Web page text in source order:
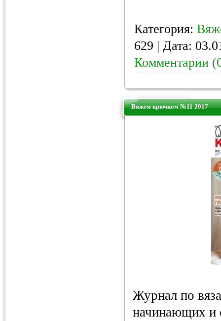
Категория:
629 | Дата:
Комментарии
Вяжем крючком №11 2017
Журнал по
начинающих и